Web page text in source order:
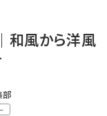
和風から洋風
部